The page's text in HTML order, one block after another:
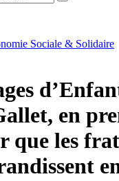
Sociale & Solidaire
en
que les